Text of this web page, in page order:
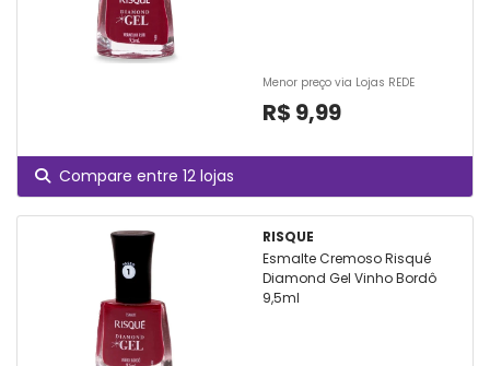
Menor preço via Lojas REDE
R$ 9,99
Compare entre 12 lojas
RISQUE
Esmalte Cremoso Risqué
Diamond Gel Vinho Bordô
9,5ml